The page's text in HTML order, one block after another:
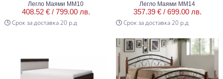
Легло Маями ММ10
408.52 € / 799.00 лв.
Срок за доставка 20 р.д
Легло Маями ММ14
357.39 € / 699.00 лв.
Срок за доставка 20 р.д